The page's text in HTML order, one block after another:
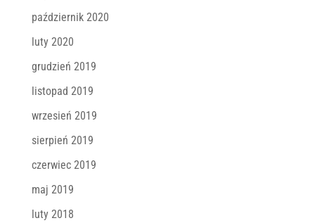
październik 2020
luty 2020
grudzień 2019
listopad 2019
wrzesień 2019
sierpień 2019
czerwiec 2019
maj 2019
luty 2018